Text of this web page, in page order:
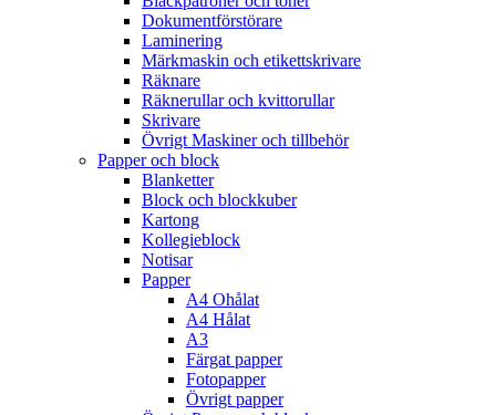
Dokumentförstörare
Laminering
Märkmaskin och etikettskrivare
Räknare
Räknerullar och kvittorullar
Skrivare
Övrigt Maskiner och tillbehör
Papper och block
Blanketter
Block och blockkuber
Kartong
Kollegieblock
Notisar
Papper
A4 Ohålat
A4 Hålat
A3
Färgat papper
Fotopapper
Övrigt papper